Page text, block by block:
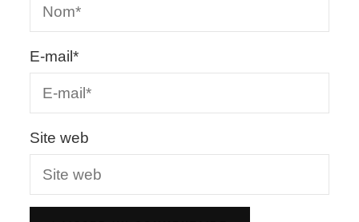
E-mail*
Site web